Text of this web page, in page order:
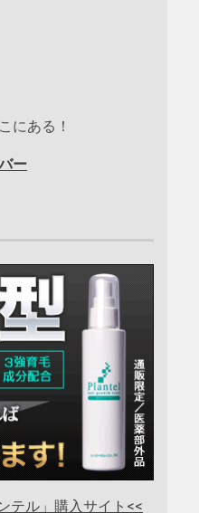
にある！
ー
テル」購入サイト<<